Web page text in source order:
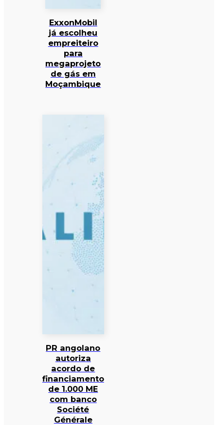
ExxonMobil
já escolheu
empreiteiro
para
megaprojeto
de gás em
Moçambique
PR angolano
autoriza
acordo de
financiamento
de 1.000 ME
com banco
Société
Générale